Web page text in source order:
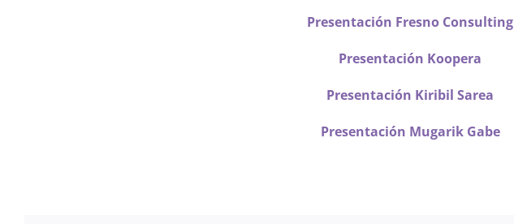
Presentación Fresno Consulting
Presentación Koopera
Presentación Kiribil Sarea
Presentación Mugarik Gabe